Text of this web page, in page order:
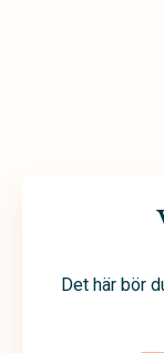
Det här bör